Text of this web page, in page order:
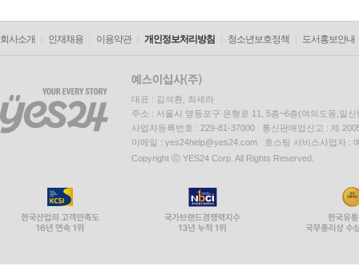
회사소개 인재채용 이용약관 개인정보처리방침 청소년보호정책 도서홍보안내
대표 : 김석환, 최세라
주소 : 서울시 영등포구 은행로 11, 5층~6층(여의도동,일신
사업자등록번호 : 229-81-37000 통신판매업신고 : 제
이메일 : yes24help@yes24.com 호스팅 서비스사업자 :
Copyright ⓒ YES24 Corp. All Rights Reserved.